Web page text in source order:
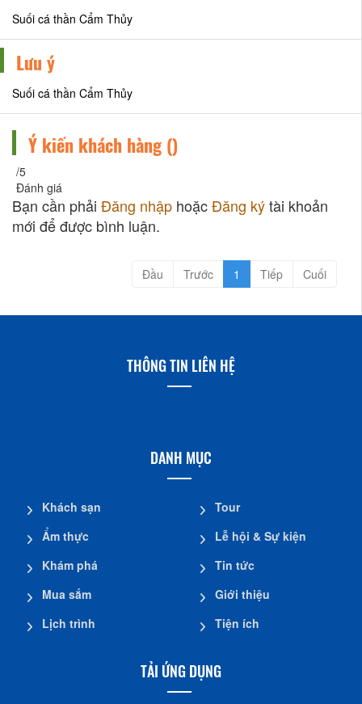
Suối cá thần Cẩm Thủy
Lưu ý
Suối cá thần Cẩm Thủy
Ý kiến khách hàng ()
/5
Đánh giá
Bạn cần phải Đăng nhập hoặcĐăng kýtài khoản
mới để được bình luận.
Đầu Trước 1 Tiếp Cuối
THÔNG TIN LIÊN HỆ
DANH MỤC
Khách sạn
Ẩm thực
Khám phá
Mua sắm
Lịch trình
Tour
Lễ hội & Sự kiện
Tin tức
Giới thiệu
Tiện ích
TẢI ỨNG DỤNG